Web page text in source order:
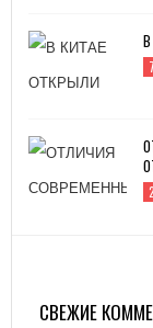
СВЕЖИЕ